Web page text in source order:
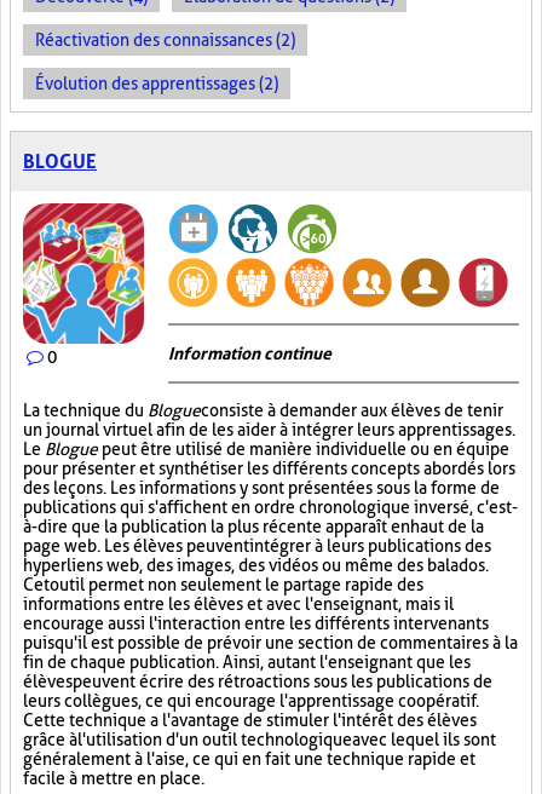
Réactivation des connaissances (2)
Évolution des apprentissages (2)
BLOGUE
0 Information continue
La technique du Blogueconsiste à demander aux élèves de tenir
un journal virtuel afin de les aider à intégrer leurs apprentissages.
Le Bloguepeut être utilisé de manière individuelle ou en équipe
pour présenter et synthétiser les différents concepts abordés lors
des leçons. Les informations y sont présentées sous la forme de
publications qui s'affichent en ordre chronologique inversé, c'est-
à-dire que la publication la plus récente apparaît en haut de la
page web. Les élèves peuvent intégrer à leurs publications des
hyperliens web, des images, des vidéos ou même des balados.
Cet outil permet non seulement le partage rapide des
informations entre les élèves et avec l'enseignant, mais il
encourage aussi l'interaction entre les différents intervenants
puisqu'il est possible de prévoir une section de commentaires à la
fin de chaque publication. Ainsi, autant l'enseignant que les
élèves peuvent écrire des rétroactions sous les publications de
leurs collègues, ce qui encourage l'apprentissage coopératif.
Cette technique a l'avantage de stimuler l'intérêt des élèves
grâce à l'utilisation d'un outil technologique avec lequel ils sont
généralement à l'aise, ce qui en fait une technique rapide et
facile à mettre en place.